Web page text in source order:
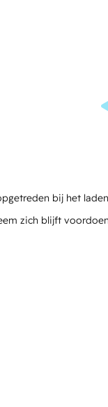
bij het
zich blijft